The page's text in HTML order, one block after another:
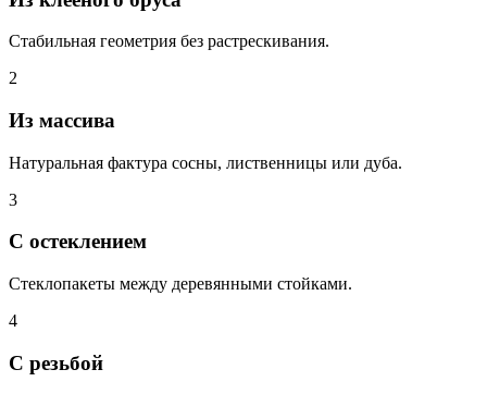
Стабильная геометрия без растрескивания.
2
Из массива
Натуральная фактура сосны, лиственницы или дуба.
3
С остеклением
Стеклопакеты между деревянными стойками.
4
С резьбой